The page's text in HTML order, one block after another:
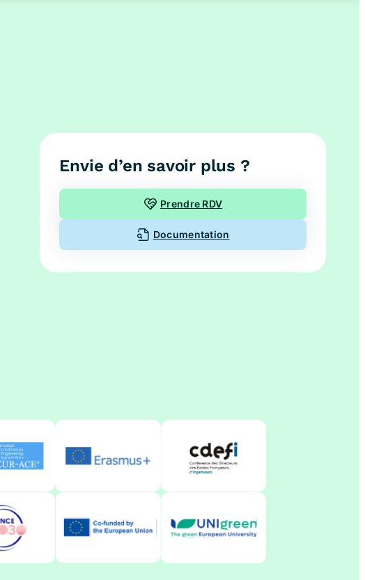
Envie d’en savoir plus ?
Prendre RDV
Documentation